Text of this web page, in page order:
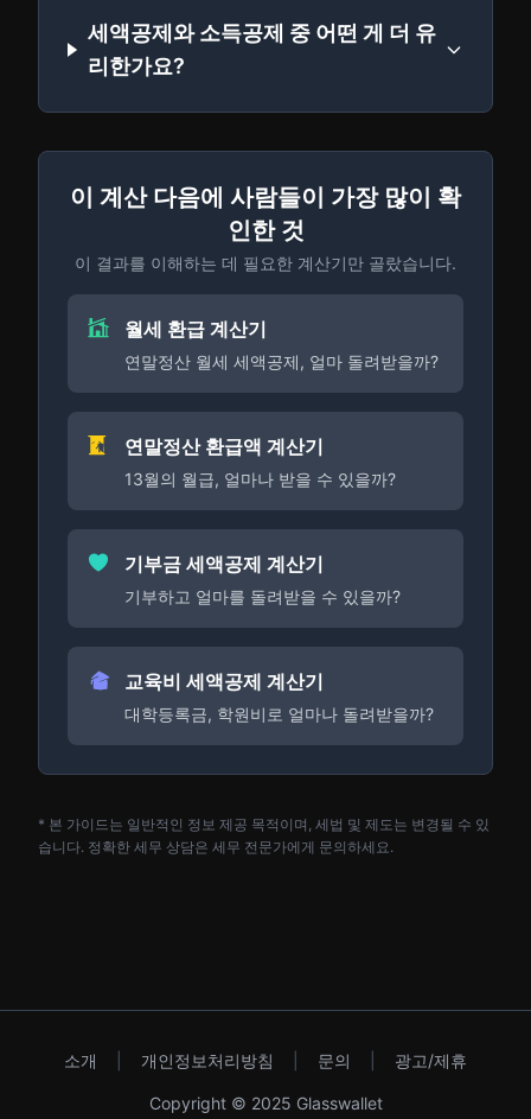
세액공제와 소득공제 중 어떤 게 더 유
리한가요?
이 계산 다음에 사람들이 가장 많이 확
인한 것
이 결과를 이해하는 데 필요한 계산기만 골랐습니다.
월세 환급 계산기
연말정산 월세 세액공제, 얼마 돌려받을까?
연말정산 환급액 계산기
13월의 월급, 얼마나 받을 수 있을까?
기부금 세액공제 계산기
기부하고 얼마를 돌려받을 수 있을까?
교육비 세액공제 계산기
대학등록금, 학원비로 얼마나 돌려받을까?
* 본 가이드는 일반적인 정보 제공 목적이며, 세법 및 제도는 변경될 수 있
습니다. 정확한 세무 상담은 세무 전문가에게 문의하세요.
소개 개인정보처리방침 문의 광고/제휴
Copyright © 2025 Glasswallet